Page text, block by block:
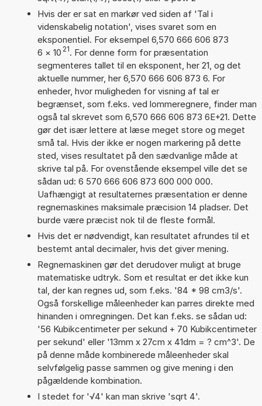
Hvis der er sat en markør ved siden af 'Tal i
videnskabelig notation', vises svaret som en
eksponentiel. For eksempel 6,570 666 606 873
6 × 10 21. For denne form for præsentation
segmenteres tallet til en eksponent, her 21, og det
aktuelle nummer, her 6,570 666 606 873 6. For
enheder, hvor muligheden for visning af tal er
begrænset, som f.eks. ved lommeregnere, finder man
også tal skrevet som 6,570 666 606 873 6E+21. Dette
gør det især lettere at læse meget store og meget
små tal. Hvis der ikke er nogen markering på dette
sted, vises resultatet på den sædvanlige måde at
skrive tal på. For ovenstående eksempel ville det se
sådan ud: 6 570 666 606 873 600 000 000.
Uafhængigt at resultaternes præsentation er denne
regnemaskines maksimale præcision 14 pladser. Det
burde være præcist nok til de fleste formål.
Hvis det er nødvendigt, kan resultatet afrundes til et
bestemt antal decimaler, hvis det giver mening.
Regnemaskinen gør det derudover muligt at bruge
matematiske udtryk. Som et resultat er det ikke kun
tal, der kan regnes ud, som f.eks. '84 * 98 cm3/s'.
Også forskellige måleenheder kan parres direkte med
hinanden i omregningen. Det kan f.eks. se sådan ud:
'56 Kubikcentimeter per sekund + 70 Kubikcentimeter
per sekund' eller '13mm x 27cm x 41dm = ? cm^3'. De
på denne måde kombinerede måleenheder skal
selvfølgelig passe sammen og give mening i den
pågældende kombination.
I stedet for '√4' kan man skrive 'sqrt 4'.